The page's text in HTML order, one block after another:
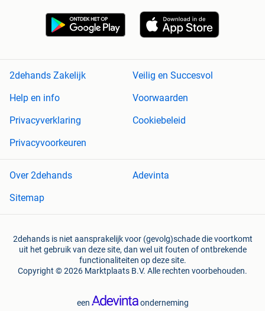
2dehands Zakelijk
Veilig en Succesvol
Help en info
Voorwaarden
Privacyverklaring
Cookiebeleid
Privacyvoorkeuren
Over 2dehands
Adevinta
Sitemap
2dehands is niet aansprakelijk voor (gevolg)schade die voortkomt
uit het gebruik van deze site, dan wel uit fouten of ontbrekende
functionaliteiten op deze site.
Copyright © 2026 Marktplaats B.V. Alle rechten voorbehouden.
een onderneming